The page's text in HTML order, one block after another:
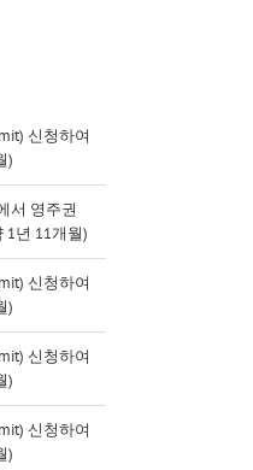
신청하여
)
서 영주권
1년 11개월)
신청하여
)
신청하여
)
신청하여
)